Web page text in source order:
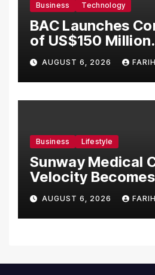
Business Technology
BAC Launches
of US$150 Million
Manufacturing
Malaysia
AUGUST 6, 2026
Business Lifestyle
Sunway Medical
Velocity
Asia’s First
Introduce the
NORAV Clinical
AUGUST 6, 2026